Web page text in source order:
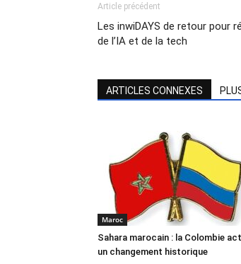
Article précédent
Les inwiDAYS de retour pour
de l’IA et de la tech
ARTICLES CONNEXES
Maroc
Sahara marocain : la Colombie
un changement historique